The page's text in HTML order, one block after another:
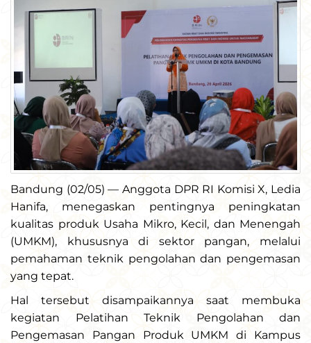
Bandung (02/05) — Anggota DPR RI Komisi X, Ledia
Hanifa, menegaskan pentingnya peningkatan
kualitas produk Usaha Mikro, Kecil, dan Menengah
(UMKM), khususnya di sektor pangan, melalui
pemahaman teknik pengolahan dan pengemasan
yang tepat.
Hal tersebut disampaikannya saat membuka
kegiatan Pelatihan Teknik Pengolahan dan
Pengemasan Pangan Produk UMKM di Kampus